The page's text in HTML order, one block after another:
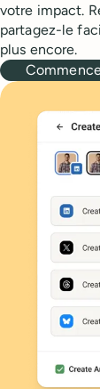
votre impact.
partagez-le
plus encore.